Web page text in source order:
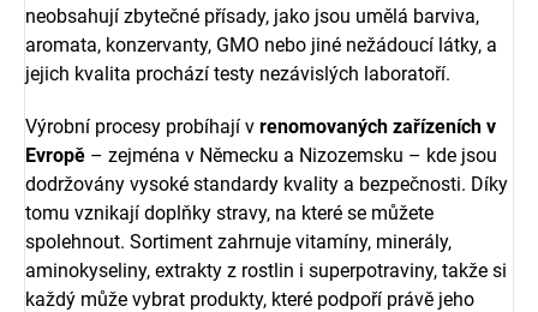
neobsahují zbytečné přísady, jako jsou umělá barviva,
aromata, konzervanty, GMO nebo jiné nežádoucí látky, a
jejich kvalita prochází testy nezávislých laboratoří.
Výrobní procesy probíhají v renomovaných zařízeních v
Evropě – zejména v Německu a Nizozemsku – kde jsou
dodržovány vysoké standardy kvality a bezpečnosti. Díky
tomu vznikají doplňky stravy, na které se můžete
spolehnout. Sortiment zahrnuje vitamíny, minerály,
aminokyseliny, extrakty z rostlin i superpotraviny, takže si
každý může vybrat produkty, které podpoří právě jeho